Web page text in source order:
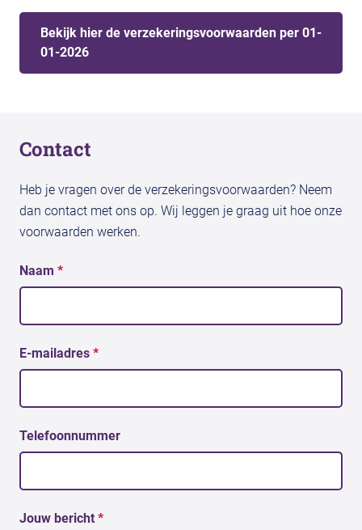
Bekijk hier de verzekeringsvoorwaarden per 01-
01-2026
Contact
Heb je vragen over de verzekeringsvoorwaarden? Neem
dan contact met ons op. Wij leggen je graag uit hoe onze
voorwaarden werken.
Naam *
E-mailadres *
Telefoonnummer
Jouw bericht *